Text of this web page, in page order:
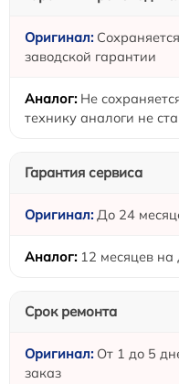
заводской гарантии
Не
технику аналоги не
Гарантия сервиса
До 24
12 месяцев на
Срок ремонта
От 1 до 5
заказ